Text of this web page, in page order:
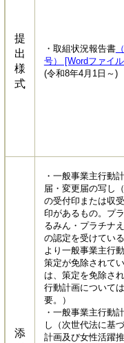
提
出
様
式
・取組状況報告書
号） [Wordファイ
(令和8年4月1日～)​
添
・一般事業主行動
届・変更届の写し
の受付印または収
印があるもの。プ
るみん・プラチナ
の認定を受けてい
より一般事業主行
策定が免除されて
は、策定を免除さ
行動計画について
要。）
・一般事業主行動
し（次世代法に基
計画及び女性活躍